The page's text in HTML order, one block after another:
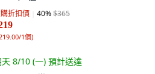
折扣價 40%$365
1個)
天 8/10 (一) 預計送達